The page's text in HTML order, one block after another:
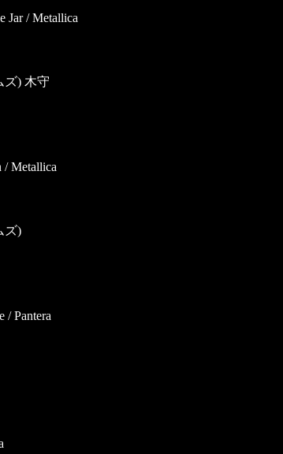
Jar / Metallica
) 木守
/ Metallica
ズ)
/ Pantera